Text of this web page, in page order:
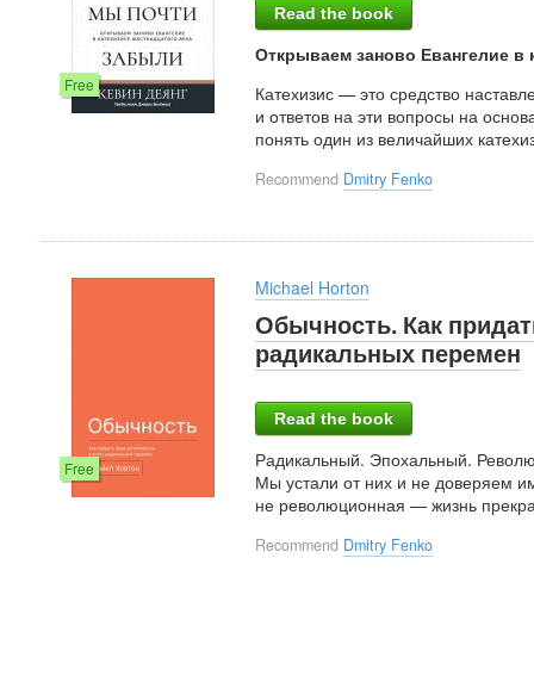
Free
Read the book
Открываем заново Евангелие в
Катехизис — это средство
и ответов на эти вопросы на
понять один из величайших
Recommend Dmitry Fenko
Free
Michael Horton
Обычность. Как
радикальных перемен
Read the book
Радикальный. Эпохальный.
Мы устали от них и не доверяем
не революционная — жизнь
Recommend Dmitry Fenko